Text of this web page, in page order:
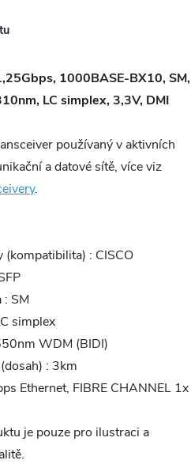
1000BASE-BX10, SM,
LC simplex, 3,3V, DMI
používaný v aktivních
a datové sítě, více viz
.
: CISCO
SM
simplex
WDM (BIDI)
: 3km
Ethernet, FIBRE CHANNEL 1x
je pouze pro ilustraci a